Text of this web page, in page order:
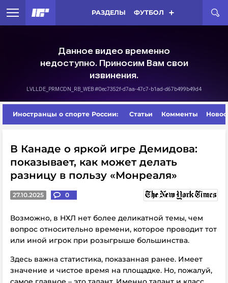
РАЗДЕЛЫ ФУТБОЛ
Иностранцы о спорте России: Статьи Комменты
В Канаде о яркой игре Демидова:
показывает, как может делать
разницу в пользу «Монреаля»
27.10.2025 0
Возможно, в НХЛ нет более деликатной темы, чем
вопрос относительно времени, которое проводит тот
или иной игрок при розыгрыше большинства.
Здесь важна статистика, показанная ранее. Имеет
значение и чистое время на площадке. Но, пожалуй,